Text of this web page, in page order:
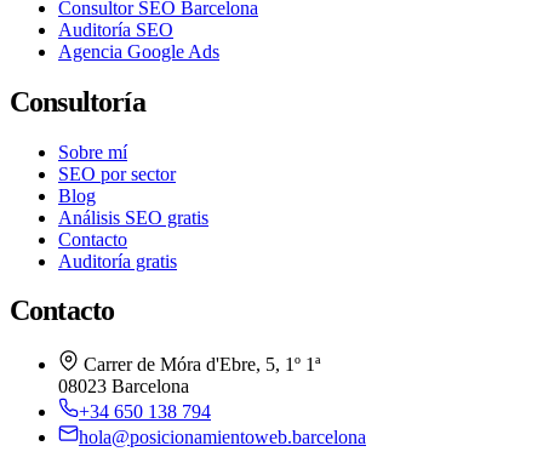
Consultor SEO Barcelona
Auditoría SEO
Agencia Google Ads
Consultoría
Sobre mí
SEO por sector
Blog
Análisis SEO gratis
Contacto
Auditoría gratis
Contacto
Carrer de Móra d'Ebre, 5, 1º 1ª
08023 Barcelona
+34 650 138 794
hola@posicionamientoweb.barcelona